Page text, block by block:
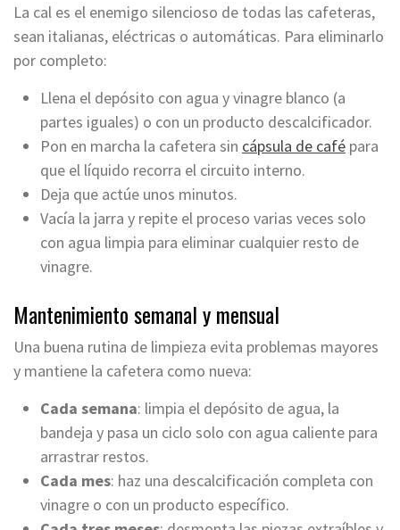
La cal es el enemigo silencioso de todas las cafeteras,
sean italianas, eléctricas o automáticas. Para eliminarlo
por completo:
Llena el depósito con agua y vinagre blanco (a
partes iguales) o con un producto descalcificador.
Pon en marcha la cafetera sin cápsula de café para
que el líquido recorra el circuito interno.
Deja que actúe unos minutos.
Vacía la jarra y repite el proceso varias veces solo
con agua limpia para eliminar cualquier resto de
vinagre.
Mantenimiento semanal y mensual
Una buena rutina de limpieza evita problemas mayores
y mantiene la cafetera como nueva:
Cada semana: limpia el depósito de agua, la
bandeja y pasa un ciclo solo con agua caliente para
arrastrar restos.
Cada mes: haz una descalcificación completa con
vinagre o con un producto específico.